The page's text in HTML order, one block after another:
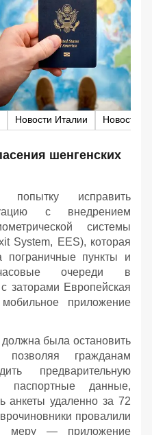
Новости Италии
шенгенских
попытку исправить
с внедрением
системы
System, EES), которая
пограничные пункты и
очереди в
заторами Европейская
приложение
была остановить
позволяя гражданам
предварительную
паспортные данные,
анкеты удаленно за 72
провалили
меру — приложение